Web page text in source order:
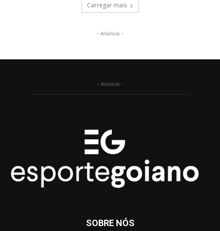
Carregar mais
- Anúncio -
- Anúncio -
SOBRE NÓS